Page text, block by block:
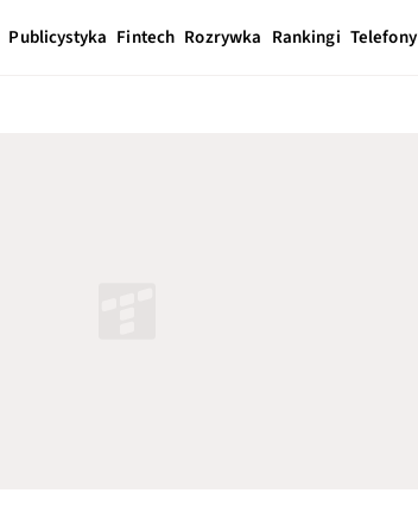
Publicystyka Fintech Rozrywka Rankingi Telefony